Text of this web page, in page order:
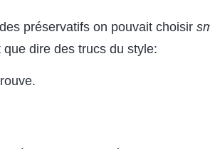
préservatifs on pouvait choisir
que dire des trucs du style: